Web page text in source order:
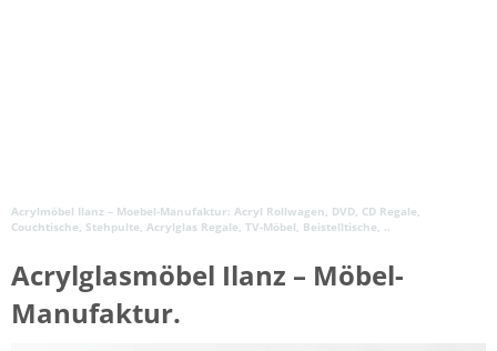
Acrylmöbel Ilanz – Moebel-Manufaktur: Acryl Rollwagen, DVD, CD Regale,
Couchtische, Stehpulte, Acrylglas Regale, TV-Möbel, Beistelltische, ..
Acrylglasmöbel Ilanz – Möbel-
Manufaktur.